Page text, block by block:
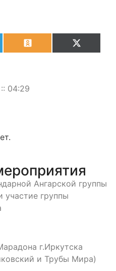
OdnoklassnikiX
(Twitter)
04:29
Ангарской группы
участие группы
г.Иркутска
и Трубы Мира)